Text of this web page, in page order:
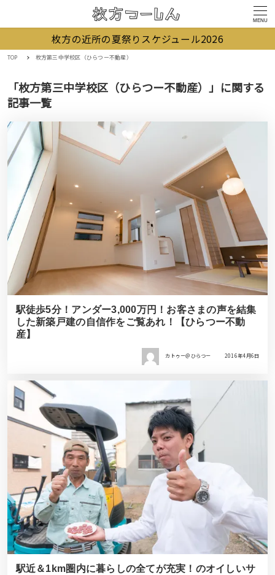
MENU
枚方の近所の夏祭りスケジュール2026
TOP 枚方第三中学校区（ひらつー不動産）
「枚方第三中学校区（ひらつー不動産）」に関する
記事一覧
駅徒歩5分！アンダー3,000万円！お客さまの声を結集
した新築戸建の自信作をご覧あれ！【ひらつー不動
産】
カトゥー＠ひらつー 2016年4月6日
駅近＆1km圏内に暮らしの全てが充実！のオイしいサ